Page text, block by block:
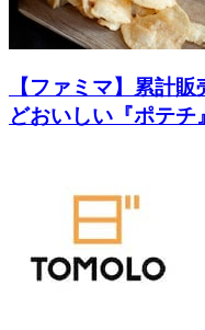
【ファミマ】累計
どおいしい『ポテチ